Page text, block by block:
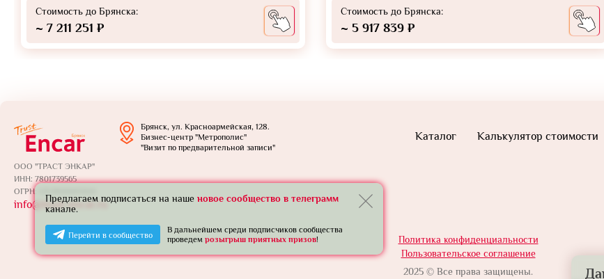
Стоимость до Брянска:
~ 7 211 251 ₽
Стоимость до Брянска:
~ 5 917 839 ₽
Брянск, ул. Красноармейская, 128.
Бизнес-центр "Метрополис"
"Визит по предварительной записи"
Каталог Калькулятор стоимости
ООО "ТРАСТ ЭНКАР"
ИНН: 7801739565
ОГРН: 1257800005924
info@trust-encar.ru
Политика конфиденциальности
Пользовательское соглашение
2025 © Все права защищены.
Предлагаем подписаться на наше новое сообщество в телеграмм
канале.
Перейти в сообщество
В дальнейшем среди подписчиков сообщества
проведем розыгрыш приятных призов!